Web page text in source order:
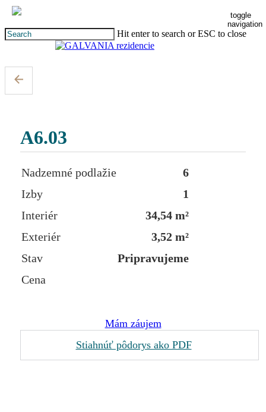
Skip
main
content
toggle
navigation
Hit enter to search or ESC to close
A6.03
Nadzemné podlažie
6
Izby
1
Interiér
34,54 m²
Exteriér
3,52 m²
Stav
Pripravujeme
Cena
Mám záujem
Stiahnúť pôdorys ako PDF